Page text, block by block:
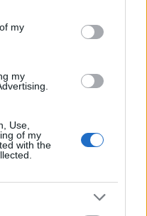
in below Google
my
my
Use,
of my
with the
nem felemelő
ülését a Tomcsa
próbára tette az